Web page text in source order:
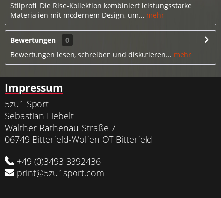
Stilprofil Die Rise-Kollektion kombiniert leistungsstarke
Materialien mit modernem Design, um... mehr
Bewertungen
0
Bewertungen lesen, schreiben und diskutieren... mehr
Impressum
5zu1 Sport
Sebastian Liebelt
Walther-Rathenau-Straße 7
06749 Bitterfeld-Wolfen OT Bitterfeld
+49 (0)3493 3392436
print@5zu1sport.com